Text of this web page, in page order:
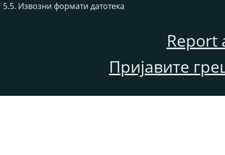
5.5. Извозни формати датотека
Report
Пријавите